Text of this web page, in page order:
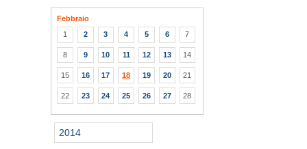
Febbraio
1
2 3 4 5 6 7
8 9 10 11 12 13 14
15 16 17 18 19 20 21
22 23 24 25 26 27 28
2014